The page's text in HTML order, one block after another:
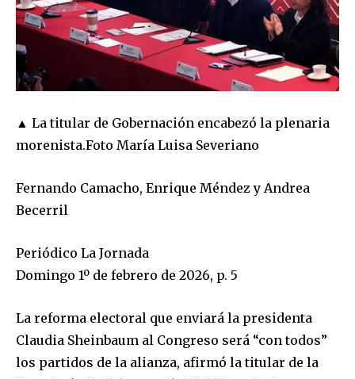
▲ La titular de Gobernación encabezó la plenaria
morenista.Foto María Luisa Severiano
Fernando Camacho, Enrique Méndez y Andrea
Becerril
Periódico La Jornada
Domingo 1º de febrero de 2026, p. 5
La reforma electoral que enviará la presidenta
Claudia Sheinbaum al Congreso será “con todos”
los partidos de la alianza, afirmó la titular de la